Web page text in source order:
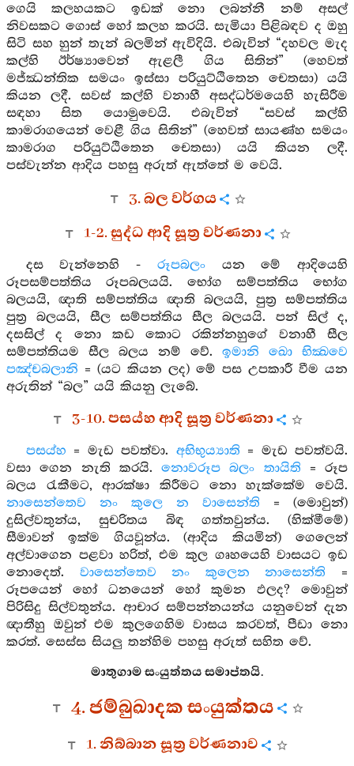
ගෙයි කලහයකට ඉඩක් නො ලබන්නී නම් අසල්
නිවසකට ගොස් හෝ කලහ කරයි. සැමියා පිළිබඳව ද ඔහු
සිටි සහ හුන් තැන් බලමින් ඇවිදියි. එබැවින් “දහවල මැද
කල්හි ඊර්ෂ්‍යාවෙන් ඇළලී ගිය සිතින්” (හෙවත්
මජ්ඣන්තික සමයං ඉස්සා පරියුට්ඨිතෙන චෙතසා) යයි
කියන ලදී. සවස් කල්හි වනාහී අසද්ධර්මයෙහි හැසිරීම
සඳහා සිත යොමුවෙයි. එබැවින් “සවස් කල්හි
කාමරාගයෙන් වෙළී ගිය සිතින්” (හෙවත් සායණ්හ සමයං
කාමරාග පරියුට්ඨිතෙන චෙතසා) යයි කියන ලදී.
පස්වැන්න ආදිය පහසු අරුත් ඇත්තේ ම වෙයි.
3. බල වර්ගය
1-2. සුද්ධ ආදි සූත්‍ර වර්ණනා
දස වැන්නෙහි -රූපබලං යන මේ ආදියෙහි
රූපසම්පත්තිය රූපබලයයි. භෝග සම්පත්තිය භෝග
බලයයි, ඥාති සම්පත්තිය ඥාති බලයයි, පුත්‍ර සම්පත්තිය
පුත්‍ර බලයයි, සීල සම්පත්තිය සීල බලයයි. පන් සිල් ද,
දසසිල් ද නො කඩ කොට රකින්නහුගේ වනාහී සීල
සම්පත්තියම සීල බලය නම් වේ. ඉමානි ඛො භික්‍ඛවෙ
පඤ්චබලානි = (යට කියන ලද) මේ පස උපකාරී වීම යන
අරුතින් “බල” යයි කියනු ලැබේ.
3-10. පසය්හ ආදි සූත්‍ර වර්ණනා
පසය්හ = මැඩ පවත්වා. අභිභුය්‍යාති = මැඩ පවත්වයි.
වසා ගෙන නැති කරයි. නොවරූප බලං තායිති = රූප
බලය රැකීමට, ආරක්ෂා කිරීමට නො හැක්කේම වෙයි.
නාසෙන්තෙව නං කුලෙ න වාසෙන්ති = (මොවුන්)
දුසිල්වතුන්ය, සුචරිතය බිඳ ගත්තවුන්ය. (හික්මීමේ)
සීමාවන් ඉක්ම ගියවූන්ය. (ආදිය කියමින්) ගෙලෙන්
අල්වාගෙන පළවා හරිත්, එම කුල ගෘහයෙහි වාසයට ඉඩ
නොදෙත්. වාසෙන්තෙව නං කුලෙන නාසෙන්ති =
රූපයෙන් හෝ ධනයෙන් හෝ කුමන ඵලද? මොවුන්
පිරිසිදු සිල්වතුන්ය. ආචාර සම්පන්නයන්ය යනුවෙන් දැන
ඥාතීහු ඔවුන් එම කුලගෙහිම වාසය කරවත්, පීඩා නො
කරත්. සෙස්ස සියලු තන්හිම පහසු අරුත් සහිත වේ.
මාතුගාම සංයුත්තය සමාප්තයි.
4. ජම්බුඛාදක සංයුක්තය
1. නිබ්බාන සූත්‍ර වර්ණනාව